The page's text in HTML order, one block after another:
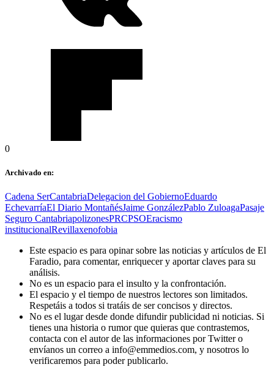
0
Archivado en:
Cadena SerCantabriaDelegacion del GobiernoEduardo
EchevarríaEl Diario MontañésJaime GonzálezPablo ZuloagaPasaje
Seguro CantabriapolizonesPRCPSOEracismo
institucionalRevillaxenofobia
Este espacio es para opinar sobre las noticias y artículos de El
Faradio, para comentar, enriquecer y aportar claves para su
análisis.
No es un espacio para el insulto y la confrontación.
El espacio y el tiempo de nuestros lectores son limitados.
Respetáis a todos si tratáis de ser concisos y directos.
No es el lugar desde donde difundir publicidad ni noticias. Si
tienes una historia o rumor que quieras que contrastemos,
contacta con el autor de las informaciones por Twitter o
envíanos un correo a info@emmedios.com, y nosotros lo
verificaremos para poder publicarlo.